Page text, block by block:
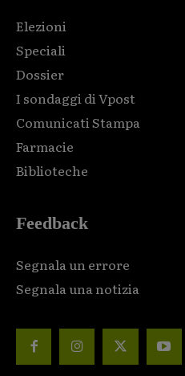
Elezioni
Speciali
Dossier
I sondaggi di Vpost
Comunicati Stampa
Farmacie
Biblioteche
Feedback
Segnala un errore
Segnala una notizia